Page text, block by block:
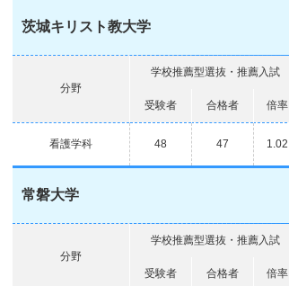
茨城キリスト教大学
分野
学校推薦型選抜・推薦入試
受験者 合格者 倍率
看護学科 48 47 1.02
常磐大学
分野
学校推薦型選抜・推薦入試
受験者 合格者 倍率